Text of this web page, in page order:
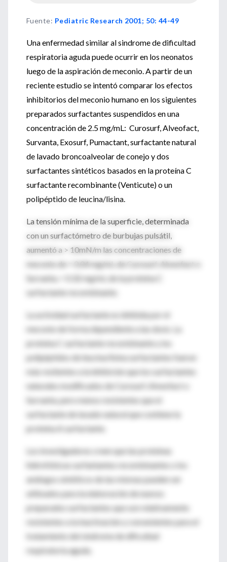
Fuente: Pediatric Research 2001; 50: 44-49
Una enfermedad similar al sindrome de dificultad
respiratoria aguda puede ocurrir en los neonatos
luego de la aspiración de meconio. A partir de un
reciente estudio se intentó comparar los efectos
inhibitorios del meconio humano en los siguientes
preparados surfactantes suspendidos en una
concentración de 2.5 mg/mL: Curosurf, Alveofact,
Survanta, Exosurf, Pumactant, surfactante natural
de lavado broncoalveolar de conejo y dos
surfactantes sintéticos basados en la proteína C
surfactante recombinante (Venticute) o un
polipéptido de leucina/lisina.
La tensión mínima de la superficie, determinada
con un surfactómetro de burbujas pulsátil,
aumentó a > 10mN/m las concentraciones de
meconio de = 0.04 mg/mL de Curosurf, Alveofact o
Survanta, = 0.32 mg/mL de la proteína C
surfactante recombinante.
La actividad surfactante es inhibida por el
meconio de forma dependiente a las dosis. La
proteína C surfactante recombinante y los
polipéptidos de leucina/lisina surfactantes fueron
más resitentes a la inhibición que los surfactantes
naturales modificados de Curosurf, Alveofact o
Survanta, pero menos resistentes que el
surfactante de lavado natural que contiene la
proteína A surfactante.
Los investigadores creen que las proteínas
hidrofóbicas surfantantes recombinantes o los
análogos sintéticos de las mismas pueden ser
utilizados para la elaboración de nuevos
preparados surfactantes que son relativamente
resistentes a la inactivación y convenientes para el
tratamiento del sindrome de dificultad
respiratoria aguda.